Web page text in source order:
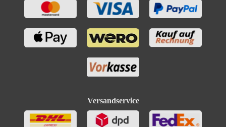
Versandservice